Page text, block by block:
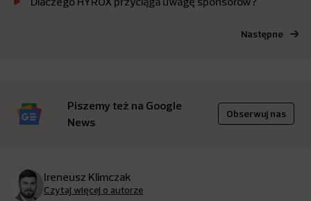
Następne
Piszemy też na Google
News
Obserwuj nas
Ireneusz Klimczak
Czytaj więcej o autorze